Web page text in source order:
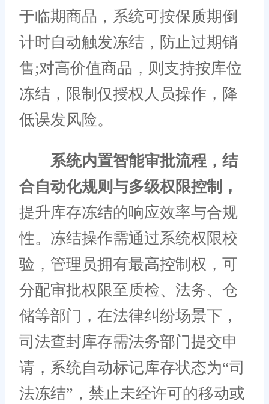
于临期商品，系统可按保质期倒
计时自动触发冻结，防止过期销
售;对高价值商品，则支持按库位
冻结，限制仅授权人员操作，降
低误发风险。
系统内置智能审批流程，结
合自动化规则与多级权限控制，
提升库存冻结的响应效率与合规
性。冻结操作需通过系统权限校
验，管理员拥有最高控制权，可
分配审批权限至质检、法务、仓
储等部门，在法律纠纷场景下，
司法查封库存需法务部门提交申
请，系统自动标记库存状态为“司
法冻结”，禁止未经许可的移动或